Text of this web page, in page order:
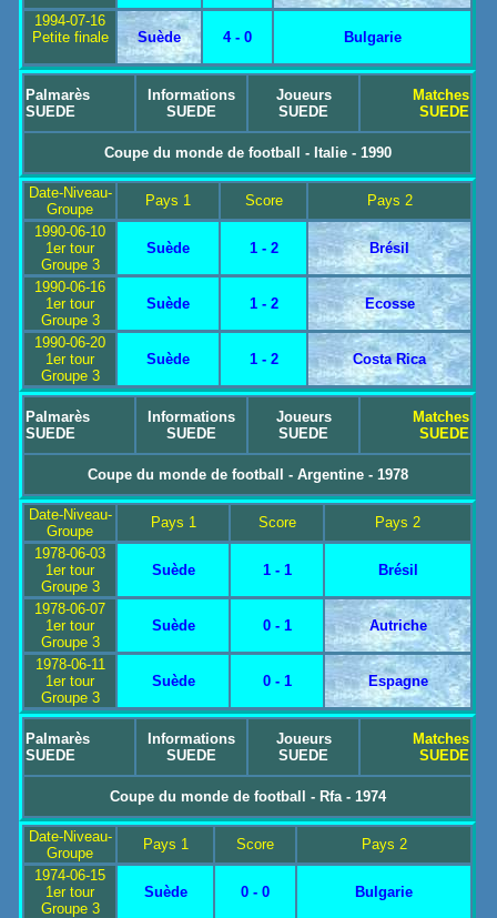
1994-07-16
Petite finale
Suède 4 - 0 Bulgarie
Palmarès
SUEDE
Informations
SUEDE
Joueurs
SUEDE
Matches
SUEDE
Coupe du monde de football - Italie - 1990
Date-Niveau-
Groupe
Pays 1 Score
Pays 2
1990-06-10
1er tour
Groupe 3
Suède 1 - 2 Brésil
1990-06-16
1er tour
Groupe 3
Suède 1 - 2 Ecosse
1990-06-20
1er tour
Groupe 3
Suède 1 - 2 Costa Rica
Palmarès
SUEDE
Informations
SUEDE
Joueurs
SUEDE
Matches
SUEDE
Coupe du monde de football - Argentine - 1978
Date-Niveau-
Groupe
Pays 1 Score
Pays 2
1978-06-03
1er tour
Groupe 3
Suède 1 - 1 Brésil
1978-06-07
1er tour
Groupe 3
Suède 0 - 1 Autriche
1978-06-11
1er tour
Groupe 3
Suède 0 - 1 Espagne
Palmarès
SUEDE
Informations
SUEDE
Joueurs
SUEDE
Matches
SUEDE
Coupe du monde de football - Rfa - 1974
Date-Niveau-
Groupe
Pays 1 Score
Pays 2
1974-06-15
1er tour
Groupe 3
Suède 0 - 0 Bulgarie